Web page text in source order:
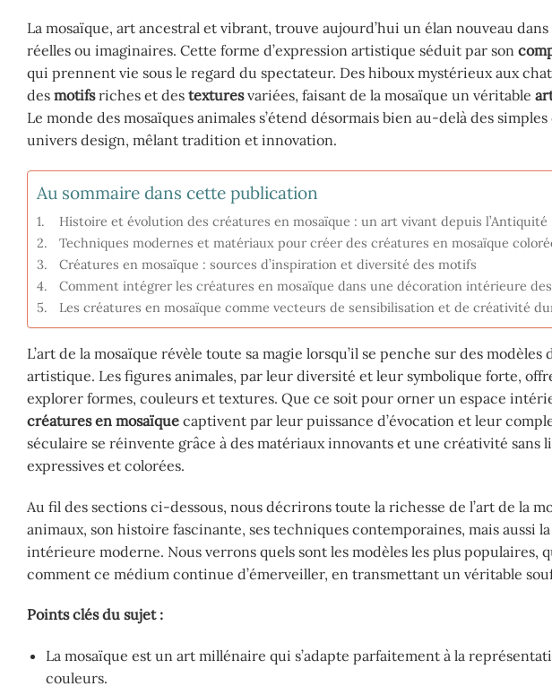
La mosaïque, art ancestral et vibrant, trouve aujourd’hui un élan nouveau
réelles ou imaginaires. Cette forme d’expression artistique séduit par son
qui prennent vie sous le regard du spectateur. Des hiboux mystérieux aux
des motifsriches et des texturesvariées, faisant de la mosaïque un véritable
Le monde des mosaïques animales s’étend désormais bien au-delà des
univers design, mêlant tradition et innovation.
Au sommaire dans cette publication
Histoire et évolution des créatures en mosaïque : un art vivant depuis l’Antiquité
Techniques modernes et matériaux pour créer des créatures en mosaïque
Créatures en mosaïque : sources d’inspiration et diversité des motifs
Comment intégrer les créatures en mosaïque dans une décoration intérieure
Les créatures en mosaïque comme vecteurs de sensibilisation et de créativité
L’art de la mosaïque révèle toute sa magie lorsqu’il se penche sur des
artistique. Les figures animales, par leur diversité et leur symbolique forte,
explorer formes, couleurs et textures. Que ce soit pour orner un espace
créatures en mosaïque captivent par leur puissance d’évocation et leur
séculaire se réinvente grâce à des matériaux innovants et une créativité
expressives et colorées.
Au fil des sections ci-dessous, nous décrirons toute la richesse de l’art de la
animaux, son histoire fascinante, ses techniques contemporaines, mais aussi
intérieure moderne. Nous verrons quels sont les modèles les plus populaires,
comment ce médium continue d’émerveiller, en transmettant un véritable
Points clés du sujet :
La mosaïque est un art millénaire qui s’adapte parfaitement à la
couleurs.